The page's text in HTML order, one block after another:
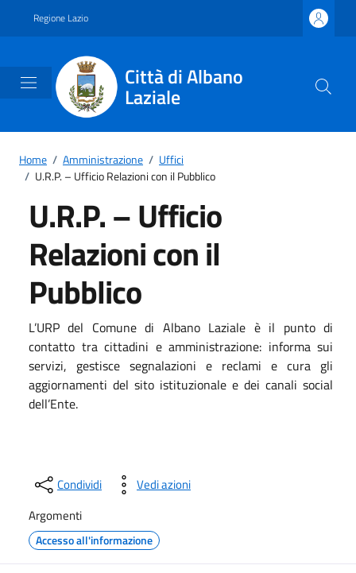
Regione Lazio
Città di Albano
Laziale
Home / Amministrazione / Uffici
/ U.R.P. – Ufficio Relazioni con il Pubblico
U.R.P. – Ufficio
Relazioni con il
Pubblico
L’URP del Comune di Albano Laziale è il punto di
contatto tra cittadini e amministrazione: informa sui
servizi, gestisce segnalazioni e reclami e cura gli
aggiornamenti del sito istituzionale e dei canali social
dell’Ente.
Condividi
Vedi azioni
Argomenti
Accesso all'informazione